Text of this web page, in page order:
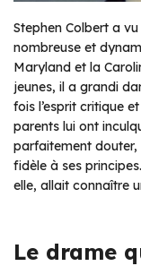
Stephen Colbert a
nombreuse et
Maryland et la
jeunes, il a grandi
fois l’esprit critique
parents lui ont
parfaitement douter,
fidèle à ses
elle, allait connaître
Le drame